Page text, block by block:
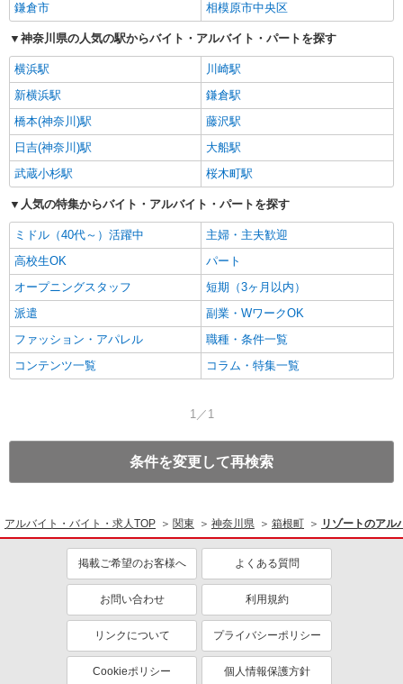
鎌倉市
相模原市中央区
神奈川県の人気の駅からバイト・アルバイト・パートを探す
横浜駅
川崎駅
新横浜駅
鎌倉駅
橋本(神奈川)駅
藤沢駅
日吉(神奈川)駅
大船駅
武蔵小杉駅
桜木町駅
人気の特集からバイト・アルバイト・パートを探す
ミドル（40代～）活躍中
主婦・主夫歓迎
高校生OK
パート
オープニングスタッフ
短期（3ヶ月以内）
派遣
副業・WワークOK
ファッション・アパレル
職種・条件一覧
コンテンツ一覧
コラム・特集一覧
1／1
条件を変更して再検索
アルバイト・バイト・求人TOP 関東 神奈川県 箱根町 リゾートのアル
掲載ご希望のお客様へ よくある質問
お問い合わせ 利用規約
リンクについて プライバシーポリシー
Cookieポリシー 個人情報保護方針